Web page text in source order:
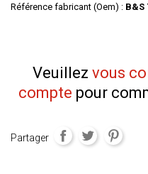
Référence fabricant (Oem) : B&S
Veuillez vous
compte pour
Partager